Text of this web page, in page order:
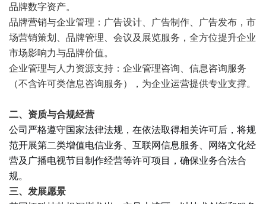
品牌数字资产。
品牌营销与企业管理：广告设计、广告制作、广告发布，市
场营销策划、品牌管理、会议及展览服务，全方位提升企业
市场影响力与品牌价值。
企业管理与人力资源支持：企业管理咨询、信息咨询服务
（不含许可类信息咨询服务），为企业运营提供专业支撑。
二、资质与合规经营
公司严格遵守国家法律法规，在依法取得相关许可后，将规
范开展第二类增值电信业务、互联网信息服务、网络文化经
营及广播电视节目制作经营等许可项目，确保业务合法合
规。
三、发展愿景